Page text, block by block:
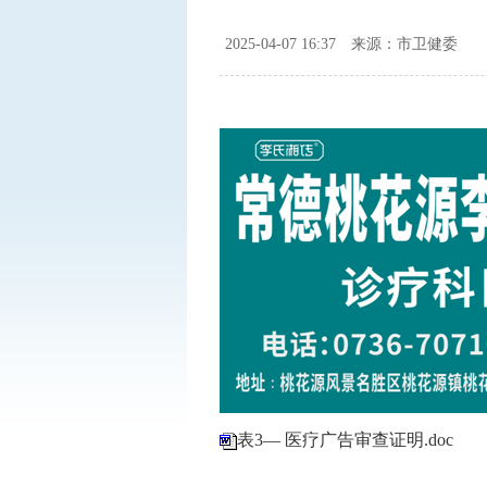
2025-04-07 16:37 来源：市卫健委
表3— 医疗广告审查证明.doc